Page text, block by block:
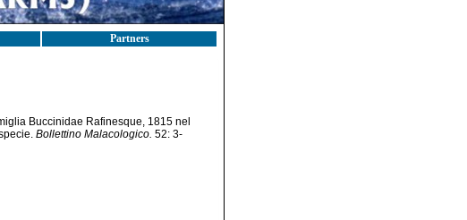
Partners
Buccinidae Rafinesque, 1815 nel
Bollettino Malacologico. 52: 3-